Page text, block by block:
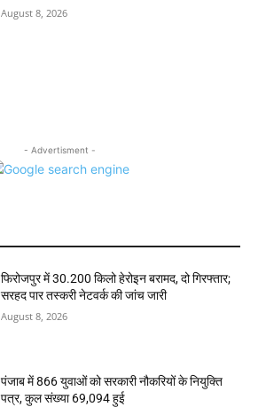
August 8, 2026
- Advertisment -
फिरोजपुर में 30.200 किलो हेरोइन बरामद, दो गिरफ्तार;
सरहद पार तस्करी नेटवर्क की जांच जारी
August 8, 2026
पंजाब में 866 युवाओं को सरकारी नौकरियों के नियुक्ति
पत्र, कुल संख्या 69,094 हुई